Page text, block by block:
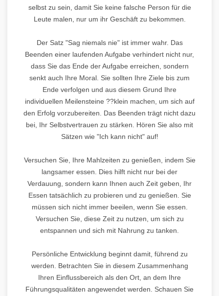
selbst zu sein, damit Sie keine falsche Person für die
Leute malen, nur um ihr Geschäft zu bekommen.
Der Satz "Sag niemals nie" ist immer wahr. Das
Beenden einer laufenden Aufgabe verhindert nicht nur,
dass Sie das Ende der Aufgabe erreichen, sondern
senkt auch Ihre Moral. Sie sollten Ihre Ziele bis zum
Ende verfolgen und aus diesem Grund Ihre
individuellen Meilensteine ??klein machen, um sich auf
den Erfolg vorzubereiten. Das Beenden trägt nicht dazu
bei, Ihr Selbstvertrauen zu stärken. Hören Sie also mit
Sätzen wie "Ich kann nicht" auf!
Versuchen Sie, Ihre Mahlzeiten zu genießen, indem Sie
langsamer essen. Dies hilft nicht nur bei der
Verdauung, sondern kann Ihnen auch Zeit geben, Ihr
Essen tatsächlich zu probieren und zu genießen. Sie
müssen sich nicht immer beeilen, wenn Sie essen.
Versuchen Sie, diese Zeit zu nutzen, um sich zu
entspannen und sich mit Nahrung zu tanken.
Persönliche Entwicklung beginnt damit, führend zu
werden. Betrachten Sie in diesem Zusammenhang
Ihren Einflussbereich als den Ort, an dem Ihre
Führungsqualitäten angewendet werden. Schauen Sie